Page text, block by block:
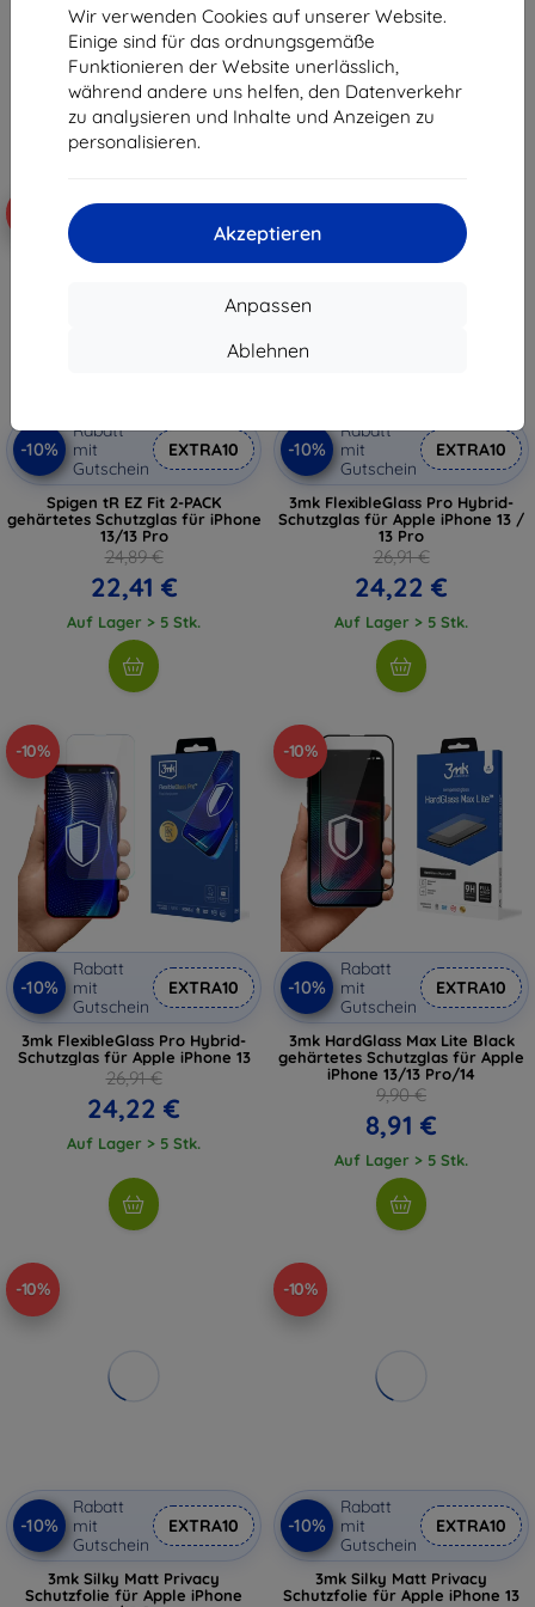
Wir verwenden Cookies auf unserer Website.
Einige sind für das ordnungsgemäße
Funktionieren der Website unerlässlich,
während andere uns helfen, den Datenverkehr
zu analysieren und Inhalte und Anzeigen zu
personalisieren.
Akzeptieren
Anpassen
Ablehnen
11,90 €
10,71 €
Auf Lager > 5 Stk.
8,91 €
Auf Lager > 5 Stk.
-10%
Rabatt
mit
Gutschein
EXTRA10
Spigen tR EZ Fit 2-PACK
gehärtetes Schutzglas für iPhone
13/13 Pro
24,89 €
22,41 €
Auf Lager > 5 Stk.
-10%
Rabatt
mit
Gutschein
EXTRA10
3mk FlexibleGlass Pro Hybrid-
Schutzglas für Apple iPhone 13 /
13 Pro
26,91 €
24,22 €
Auf Lager > 5 Stk.
-10%
-10%
Rabatt
mit
Gutschein
EXTRA10
3mk FlexibleGlass Pro Hybrid-
Schutzglas für Apple iPhone 13
26,91 €
24,22 €
Auf Lager > 5 Stk.
-10%
-10%
Rabatt
mit
Gutschein
EXTRA10
3mk HardGlass Max Lite Black
gehärtetes Schutzglas für Apple
iPhone 13/13 Pro/14
9,90 €
8,91 €
Auf Lager > 5 Stk.
-10%
-10%
Rabatt
mit
Gutschein
EXTRA10
3mk Silky Matt Privacy
Schutzfolie für Apple iPhone
-10%
-10%
Rabatt
mit
Gutschein
EXTRA10
3mk Silky Matt Privacy
Schutzfolie für Apple iPhone 13